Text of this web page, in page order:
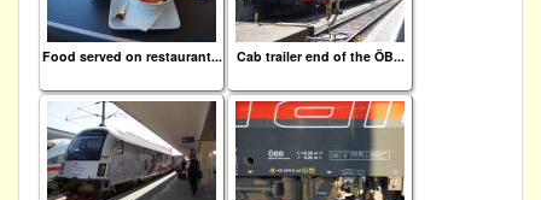
Food served on restaurant... Cab trailer end of the ÖB...